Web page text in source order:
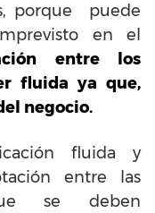
porque puede
en el
entre los
fluida ya que,
negocio.
fluida y
entre las
se deben